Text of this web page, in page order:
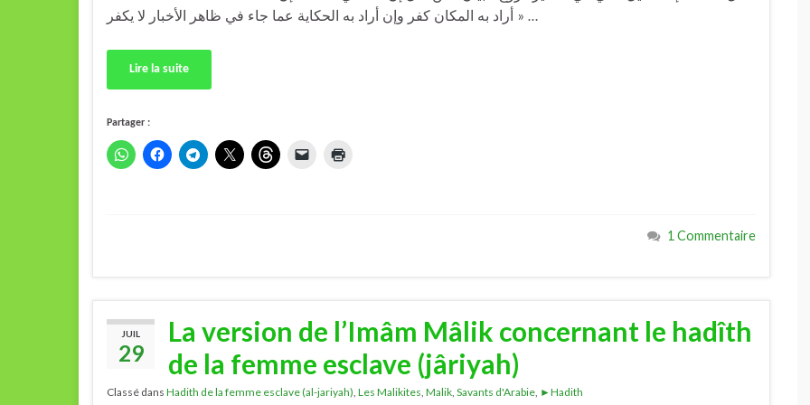
أراد به المكان كفر وإن أراد به الحكاية عما جاء في ظاهر الأخبار لا يكفر » …
Lire la suite
Partager :
1 Commentaire
JUIL
29
La version de l’Imâm Mâlik concernant le hadîth
de la femme esclave (jâriyah)
Classé dans Hadith de la femme esclave (al-jariyah) Les Malikites Malik Savants d'Arabie ►Hadith